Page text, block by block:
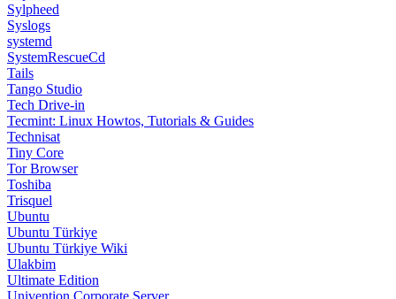
Sylpheed
Syslogs
systemd
SystemRescueCd
Tails
Tango Studio
Tech Drive-in
Tecmint: Linux Howtos, Tutorials & Guides
Technisat
Tiny Core
Tor Browser
Toshiba
Trisquel
Ubuntu
Ubuntu Türkiye
Ubuntu Türkiye Wiki
Ulakbim
Ultimate Edition
Univention Corporate Server